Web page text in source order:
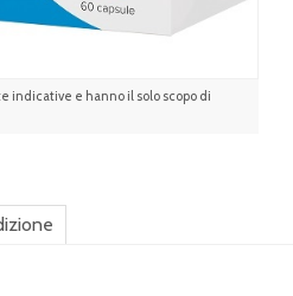
indicative e hanno il solo scopo di